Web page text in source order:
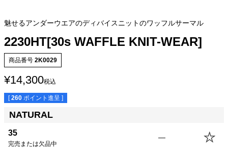
サイズ 身丈
魅せるアンダーウエアのディバイスニットのワッフルサーマル
2230HT[30s WAFFLE KNIT-WEAR]
商品番号 2K0029
¥14,300税込
[ 260 ポイント進呈 ]
NATURAL
35
完売または欠品中
—